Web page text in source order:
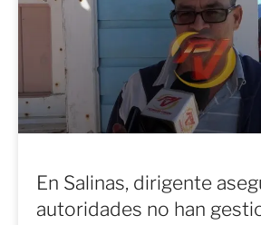
En Salinas, dirigente
autoridades no han